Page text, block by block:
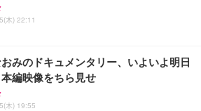
木) 22:11
みのドキュメンタリー、いよいよ明日
編映像をちら見せ
木) 19:55